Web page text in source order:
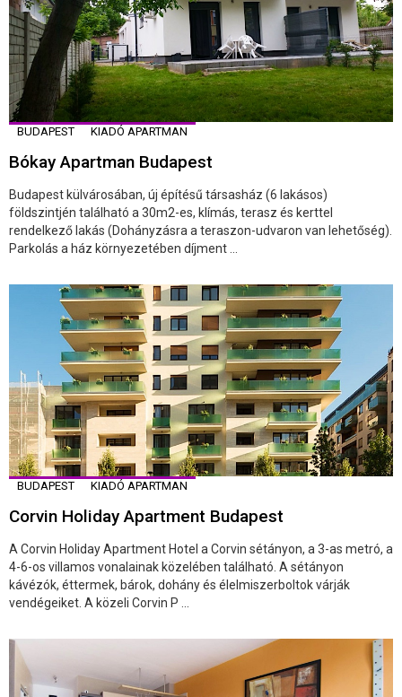
BUDAPEST KIADÓ APARTMAN
Bókay Apartman Budapest
Budapest külvárosában, új építésű társasház (6 lakásos)
földszintjén található a 30m2-es, klímás, terasz és kerttel
rendelkező lakás (Dohányzásra a teraszon-udvaron van lehetőség).
Parkolás a ház környezetében díjment ...
BUDAPEST KIADÓ APARTMAN
Corvin Holiday Apartment Budapest
A Corvin Holiday Apartment Hotel a Corvin sétányon, a 3-as metró, a
4-6-os villamos vonalainak közelében található. A sétányon
kávézók, éttermek, bárok, dohány és élelmiszerboltok várják
vendégeiket. A közeli Corvin P ...